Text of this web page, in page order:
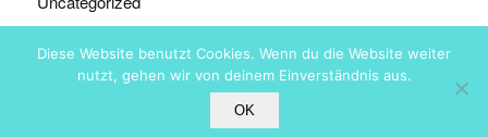
Diese Website benutzt Cookies. Wenn du die Website weiter
nutzt, gehen wir von deinem Einverständnis aus.
OK